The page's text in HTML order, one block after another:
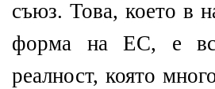
съюз. Това, което в
форма на ЕС, е
реалност, която